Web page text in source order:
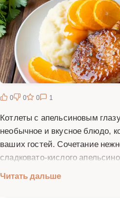
0 0 0 1
Котлеты с апельсиновым
необычное и вкусное блюдо,
ваших гостей. Сочетание
сладковато-кислого
идеально подходит для
Читать дальше